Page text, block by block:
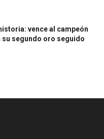
vence al campeón
segundo oro seguido